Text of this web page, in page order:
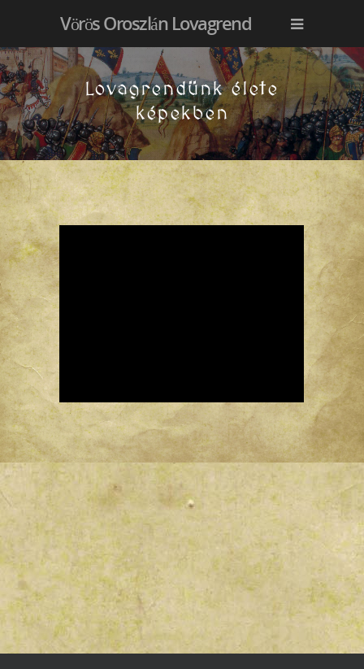
Vörös Oroszlán Lovagrend
Lovagrendünk élete
képekben